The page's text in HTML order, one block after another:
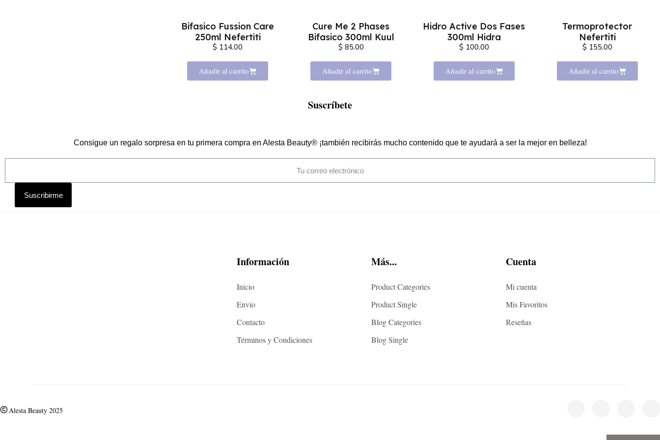
Bifasico Fussion Care
250ml Nefertiti
$ 114.00
Añadir al carrito
Cure Me 2 Phases
Bifasico 300ml Kuul
$ 85.00
Añadir al carrito
Hidro Active Dos Fases
300ml Hidra
$ 100.00
Añadir al carrito
Termoprotector
Nefertiti
$ 155.00
Añadir al carrito
Suscríbete
Consigue un regalo sorpresa en tu primera compra en Alesta Beauty® ¡también recibirás mucho contenido que te ayudará a ser la mejor en belleza!
Suscribirme
Información
Inicio
Envío
Contacto
Términos y Condiciones
Más...
Product Categories
Product Single
Blog Categories
Blog Single
Cuenta
Mi cuenta
Mis Favoritos
Reseñas
Alesta Beauty 2025